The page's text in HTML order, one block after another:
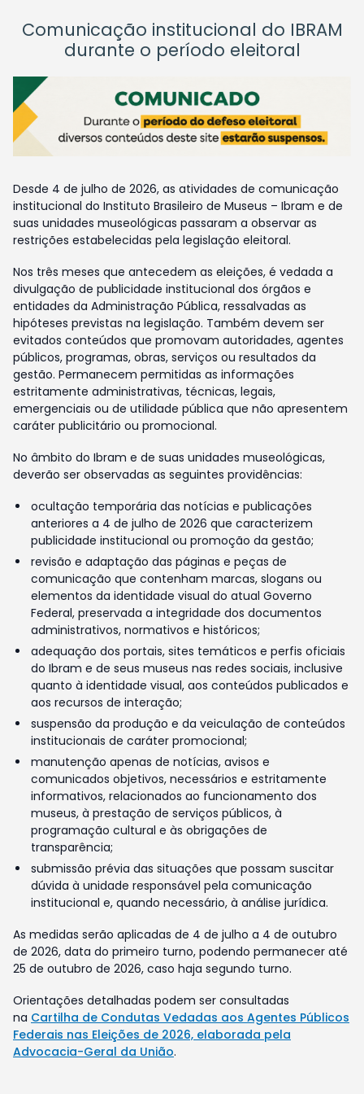
Comunicação institucional do IBRAM
durante o período eleitoral
Desde 4 de julho de 2026, as atividades de comunicação
institucional do Instituto Brasileiro de Museus – Ibram e de
suas unidades museológicas passaram a observar as
restrições estabelecidas pela legislação eleitoral.
Nos três meses que antecedem as eleições, é vedada a
divulgação de publicidade institucional dos órgãos e
entidades da Administração Pública, ressalvadas as
hipóteses previstas na legislação. Também devem ser
evitados conteúdos que promovam autoridades, agentes
públicos, programas, obras, serviços ou resultados da
gestão. Permanecem permitidas as informações
estritamente administrativas, técnicas, legais,
emergenciais ou de utilidade pública que não apresentem
caráter publicitário ou promocional.
No âmbito do Ibram e de suas unidades museológicas,
deverão ser observadas as seguintes providências:
ocultação temporária das notícias e publicações
anteriores a 4 de julho de 2026 que caracterizem
publicidade institucional ou promoção da gestão;
revisão e adaptação das páginas e peças de
comunicação que contenham marcas, slogans ou
elementos da identidade visual do atual Governo
Federal, preservada a integridade dos documentos
administrativos, normativos e históricos;
adequação dos portais, sites temáticos e perfis oficiais
do Ibram e de seus museus nas redes sociais, inclusive
quanto à identidade visual, aos conteúdos publicados e
aos recursos de interação;
suspensão da produção e da veiculação de conteúdos
institucionais de caráter promocional;
manutenção apenas de notícias, avisos e
comunicados objetivos, necessários e estritamente
informativos, relacionados ao funcionamento dos
museus, à prestação de serviços públicos, à
programação cultural e às obrigações de
transparência;
submissão prévia das situações que possam suscitar
dúvida à unidade responsável pela comunicação
institucional e, quando necessário, à análise jurídica.
As medidas serão aplicadas de 4 de julho a 4 de outubro
de 2026, data do primeiro turno, podendo permanecer até
25 de outubro de 2026, caso haja segundo turno.
Orientações detalhadas podem ser consultadas
na Cartilha de Condutas Vedadas aos Agentes Públicos
Federais nas Eleições de 2026, elaborada pela
Advocacia-Geral da União.